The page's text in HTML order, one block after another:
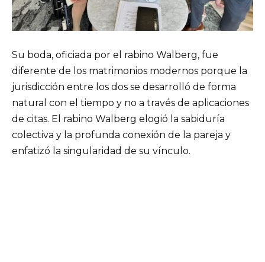
Su boda, oficiada por el rabino Walberg, fue
diferente de los matrimonios modernos porque la
jurisdicción entre los dos se desarrolló de forma
natural con el tiempo y no a través de aplicaciones
de citas. El rabino Walberg elogió la sabiduría
colectiva y la profunda conexión de la pareja y
enfatizó la singularidad de su vínculo.